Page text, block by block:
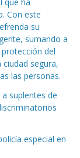
que ha
Con este
su
sumando a
del
segura,
las personas.
suplentes de
especial en